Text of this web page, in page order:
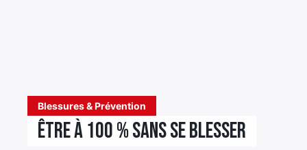
Blessures & Prévention
Être à 100 % sans se blesser
Santé
CALENDRIER